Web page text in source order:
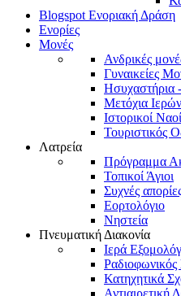
Blogspot Ενοριακή Δράση
Ενορίες
Μονές
Ανδρικές
Γυναικείες
Ησυχαστήρια
Μετόχια
Ιστορικοί Ναοί
Τουριστικός
Λατρεία
Πρόγραμμα
Τοπικοί Άγιοι
Συχνές
Εορτολόγιο
Νηστεία
Πνευματική Διακονία
Ιερά
Ραδιοφωνικός
Κατηχητικά
Αντιαιρετική